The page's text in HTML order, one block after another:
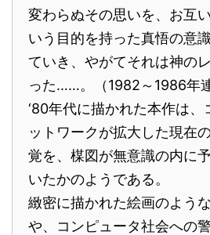
変わらぬその思いを、お互
いう目的を持った真悟の意
ていき、やがてそれは神の
った……。（1982～1986年連
‘80年代に描かれた本作は、
ットワークが拡大した現在
覚を、楳図が無意識の内に
いたかのようである。
緻密に描かれた絵画のよう
や、コンピュータ社会への